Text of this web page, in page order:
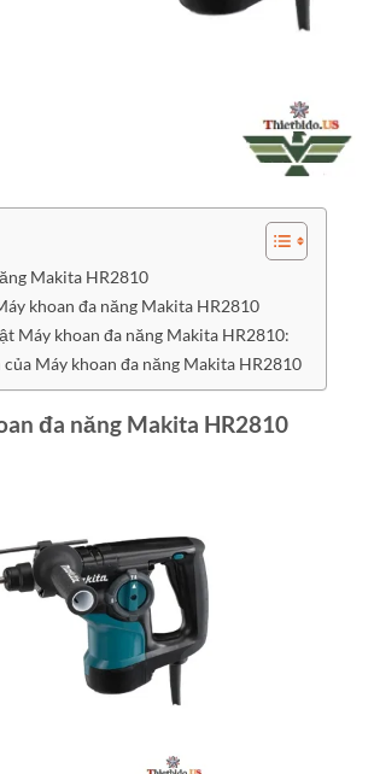
Makita HR2810
khoan đa năng Makita HR2810
Máy khoan đa năng Makita HR2810:
Máy khoan đa năng Makita HR2810
đa năng Makita HR2810